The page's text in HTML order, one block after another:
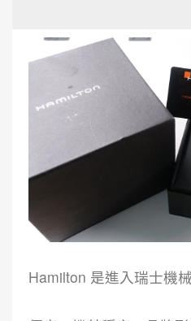
Hamilton 是進入瑞士機